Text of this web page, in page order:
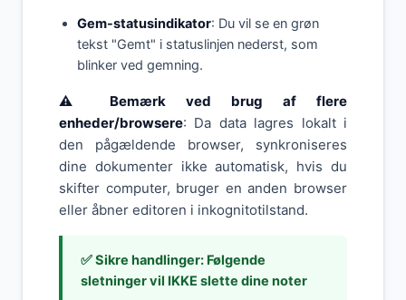
Gem-statusindikator: Du vil se en grøn
tekst "Gemt" i statuslinjen nederst, som
blinker ved gemning.
⚠️ Bemærk ved brug af flere
enheder/browsere: Da data lagres lokalt i
den pågældende browser, synkroniseres
dine dokumenter ikke automatisk, hvis du
skifter computer, bruger en anden browser
eller åbner editoren i inkognitotilstand.
✅ Sikre handlinger: Følgende
sletninger vil IKKE slette dine noter